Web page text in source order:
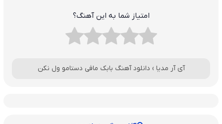
امتیاز شما به این آهنگ؟
آی آر مدیا › دانلود آهنگ بابک مافی دستامو ول نکن